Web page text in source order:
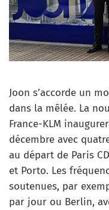
Joon s’accorde un
dans la mêlée. La
France-KLM
décembre avec
au départ de Paris
et Porto. Les
soutenues, par
par jour ou Berlin,